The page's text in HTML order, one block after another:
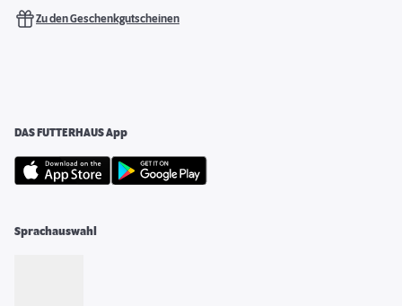
Zu den Geschenkgutscheinen
DAS FUTTERHAUS App
Sprachauswahl